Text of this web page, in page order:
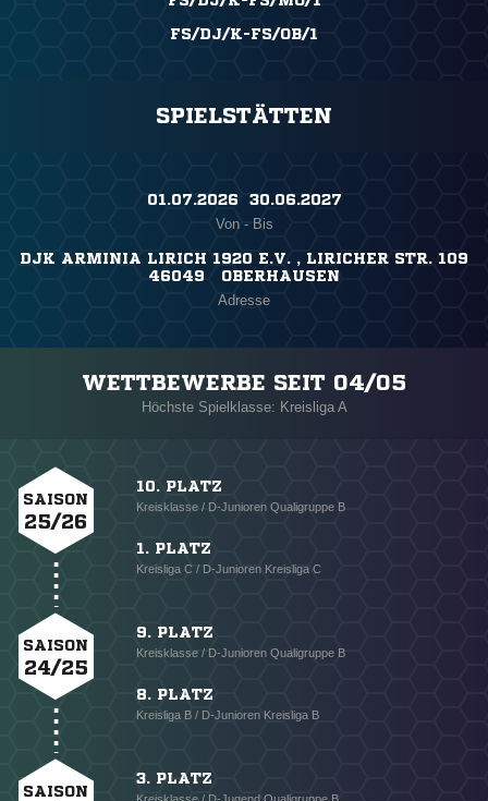
FS/DJ/K-FS/OB/1
SPIELSTÄTTEN
01.07.2026 ​ 30.06.2027
Von - Bis
DJK ARMINIA LIRICH 1920 E.V. , LIRICHER STR. 109
46049 OBERHAUSEN
Adresse
WETTBEWERBE SEIT 04/05
Höchste Spielklasse: Kreisliga A
SAISON
25/26
10. PLATZ
Kreisklasse / D-Junioren Qualigruppe B
1. PLATZ
Kreisliga C / D-Junioren Kreisliga C
SAISON
24/25
9. PLATZ
Kreisklasse / D-Junioren Qualigruppe B
8. PLATZ
Kreisliga B / D-Junioren Kreisliga B
SAISON
3. PLATZ